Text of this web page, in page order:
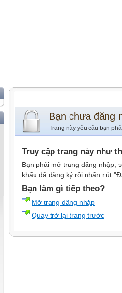
Bạn chưa đăng
Trang này yêu cầu bạn
Truy cập trang này như
Bạn phải mở trang đăng nhập,
khẩu đã đăng ký rồi nhấn nút
Bạn làm gì tiếp theo?
Mở trang đăng nhập
Quay trở lại trang trước